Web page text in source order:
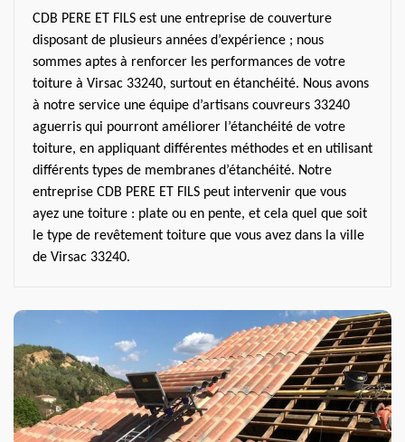
CDB PERE ET FILS est une entreprise de couverture
disposant de plusieurs années d’expérience ; nous
sommes aptes à renforcer les performances de votre
toiture à Virsac 33240, surtout en étanchéité. Nous avons
à notre service une équipe d’artisans couvreurs 33240
aguerris qui pourront améliorer l’étanchéité de votre
toiture, en appliquant différentes méthodes et en utilisant
différents types de membranes d’étanchéité. Notre
entreprise CDB PERE ET FILS peut intervenir que vous
ayez une toiture : plate ou en pente, et cela quel que soit
le type de revêtement toiture que vous avez dans la ville
de Virsac 33240.